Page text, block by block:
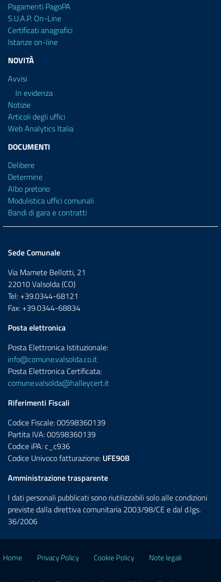
Pagamenti PagoPA
S.U.A.P. On-Line
Certificati anagrafici
Istanze on-line
NOVITÀ
Avvisi
In evidenza
Notizie
Articoli degli uffici
Web Analytics Italia
DOCUMENTI
Delibere
Determine
Albo pretorio
Modulistica uffici comunali
Bandi di gara e contratti
Sede Comunale
Via Mamete Bellotti, 21
22010 Valsolda (CO)
Tel: +39.0344-68121
Fax: +39.0344-68834
Posta elettronica
Posta Elettronica Istituzionale:
info@comune.valsolda.co.it
Posta Elettronica Certificata:
comune.valsolda@halleycert.it
Riferimenti Fiscali
Codice Fiscale: 00598360139
Partita IVA: 00598360139
Codice iPA: c_c936
Codice Univoco fatturazione: UFE90B
Amministrazione trasparente
I dati personali pubblicati sono riutilizzabili solo alle condizioni
previste dalla direttiva comunitaria 2003/98/CE e dal d.lgs.
36/2006
Home Privacy Policy Cookie Policy Note legali